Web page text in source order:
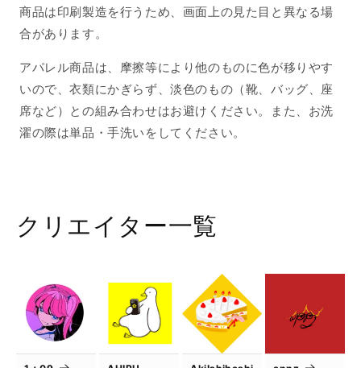
商品は印刷製造を行うため、画面上の見た目と異なる場
合があります。
アパレル商品は、摩擦等により他のものに色が移りやす
いので、衣類にかぎらず、淡色のもの（靴、バッグ、座
席など）との組み合わせはお避けください。また、お洗
濯の際は単品・手洗いをしてください。
クリエイター一覧